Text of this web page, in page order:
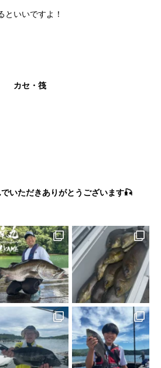
といいですよ！
カセ・筏
いただきありがとうございます🎣